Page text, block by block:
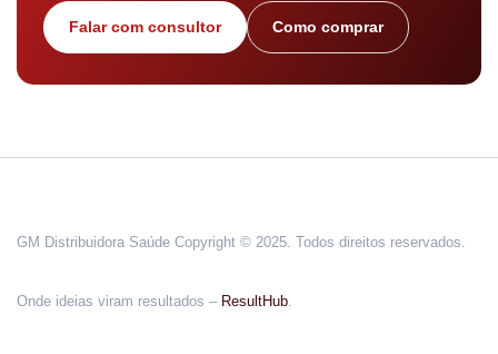
Falar com consultor Como comprar
GM Distribuidora Saúde Copyright © 2025. Todos direitos reservados.
Onde ideias viram resultados – ResultHub.